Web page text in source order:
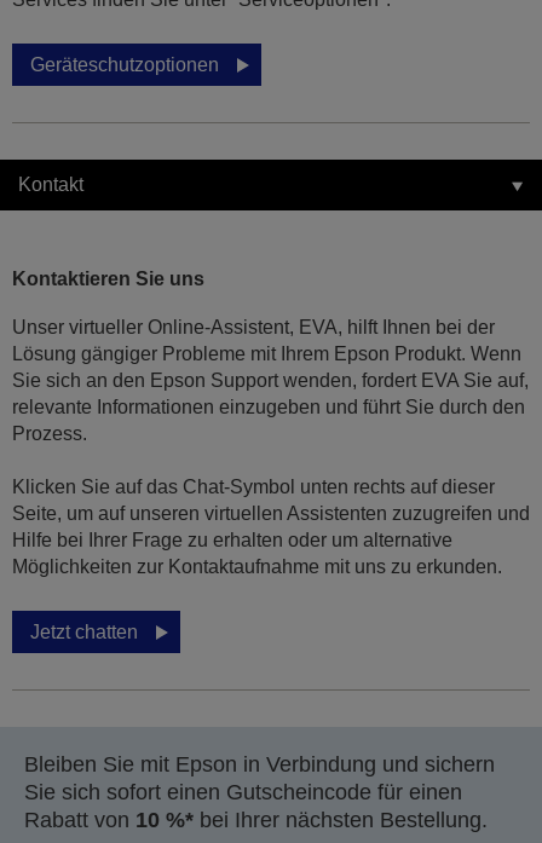
Geräteschutzoptionen
Kontakt
Kontaktieren Sie uns
Unser virtueller Online-Assistent, EVA, hilft Ihnen bei der
Lösung gängiger Probleme mit Ihrem Epson Produkt. Wenn
Sie sich an den Epson Support wenden, fordert EVA Sie auf,
relevante Informationen einzugeben und führt Sie durch den
Prozess.
Klicken Sie auf das Chat-Symbol unten rechts auf dieser
Seite, um auf unseren virtuellen Assistenten zuzugreifen und
Hilfe bei Ihrer Frage zu erhalten oder um alternative
Möglichkeiten zur Kontaktaufnahme mit uns zu erkunden.
Jetzt chatten
Bleiben Sie mit Epson in Verbindung und sichern
Sie sich sofort einen Gutscheincode für einen
Rabatt von 10 %* bei Ihrer nächsten Bestellung.